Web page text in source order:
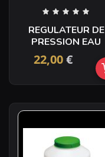
REGULATEUR DE
PRESSION EAU
22,00€